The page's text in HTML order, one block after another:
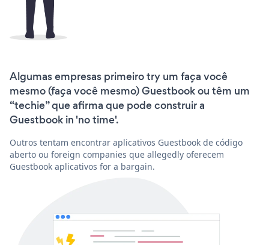
Algumas empresas primeiro try um faça você
mesmo (faça você mesmo) Guestbook ou têm um
“techie” que afirma que pode construir a
Guestbook in 'no time'.
Outros tentam encontrar aplicativos Guestbook de código
aberto ou foreign companies que allegedly oferecem
Guestbook aplicativos for a bargain.